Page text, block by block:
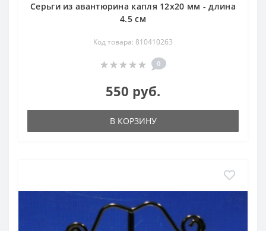
Серьги из авантюрина капля 12х20 мм - длина
4.5 см
Код товара: 810410263
0
550 руб.
В КОРЗИНУ